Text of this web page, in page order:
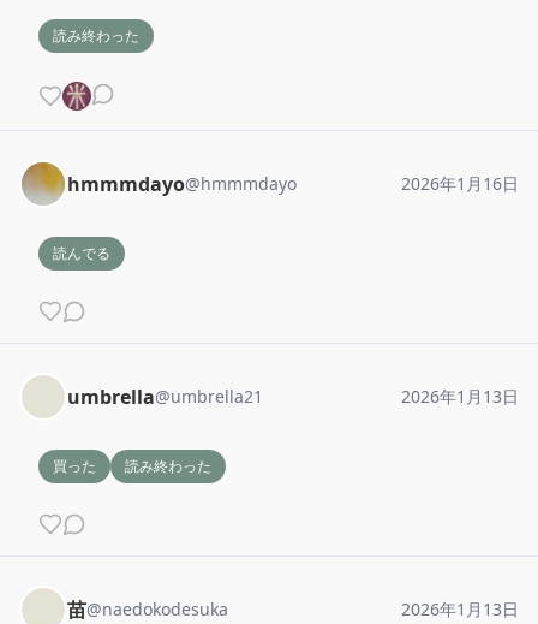
読み終わった
hmmmdayo@hmmmdayo 2026年1月16日
読んでる
umbrella@umbrella21 2026年1月13日
買った 読み終わった
苗@naedokodesuka 2026年1月13日